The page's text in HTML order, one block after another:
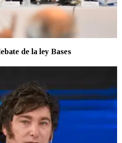
de la ley Bases